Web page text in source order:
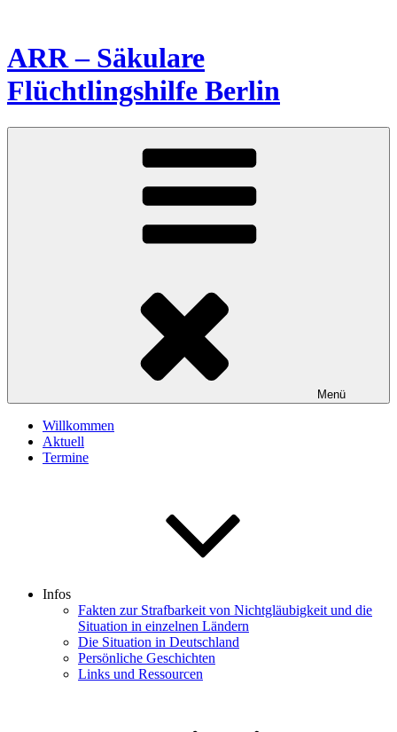
springen
ARR – Säkulare
Flüchtlingshilfe Berlin
Menü
Willkommen
Aktuell
Termine
Infos
Fakten zur Strafbarkeit von Nichtgläubigkeit und die
Situation in einzelnen Ländern
Die Situation in Deutschland
Persönliche Geschichten
Links und Ressourcen